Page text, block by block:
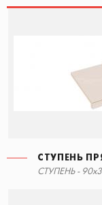
СТУПЕНЬ
СТУПЕНЬ -
СТУПЕНЬ
90x34,5